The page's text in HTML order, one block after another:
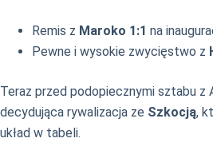
Remis z Maroko 1:1 na
Pewne i wysokie zwycięstwo z
Teraz przed podopiecznymi sztabu z
decydująca rywalizacja ze Szkocją,
układ w tabeli.